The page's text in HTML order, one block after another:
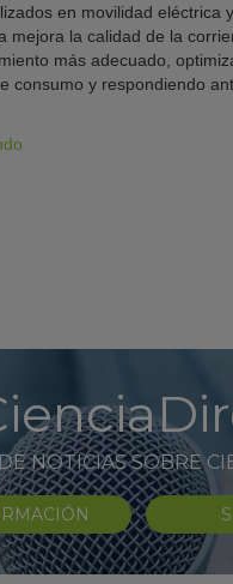
en movilidad eléctrica
mejora la calidad de la
más adecuado,
consumo y respondiendo
NOTICIAS SOBRE